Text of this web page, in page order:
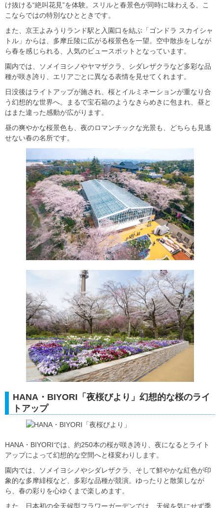
け抜ける“絶叫花見”を体験。スリルと春景色が同時に味わえる、こ
こならではの特別なひとときです。
また、京王よみうりランド駅と入園口を結ぶ「ゴンドラ スカイシャ
トル」からは、多摩丘陵に広がる桜景色を一望。空中散歩をしなが
ら春を感じられる、人気のビュースポットとなっています。
園内では、ソメイヨシノやヤマザクラ、シダレザクラなど多彩な品
種が咲き誇り、エリアごとに異なる表情を見せてくれます。
日没後はライトアップが施され、桜とイルミネーションが重なり合
う幻想的な世界へ。まるで宝石箱のようなきらめきに包まれ、昼と
はまた違った感動が広がります。
昼の爽やかな桜景色も、夜のロマンチックな光景も、どちらも見逃
せない春の名所です。
HANA・BIYORI「夜桜びより」幻想的な桜のライ
トアップ
HANA・BIYORIでは、約250本の桜が咲き誇り、夜になるとライト
アップによって幻想的な空間へと様変わりします。
園内では、ソメイヨシノやシダレザクラ、そして鮮やかな紅色が印
象的な多摩緋桜など、多彩な品種が競演。ゆったりと散策しなが
ら、春の彩りを心ゆくまで楽しめます。
また、日本初の全天候型フラワーガーデンでは、天候を気にせず季